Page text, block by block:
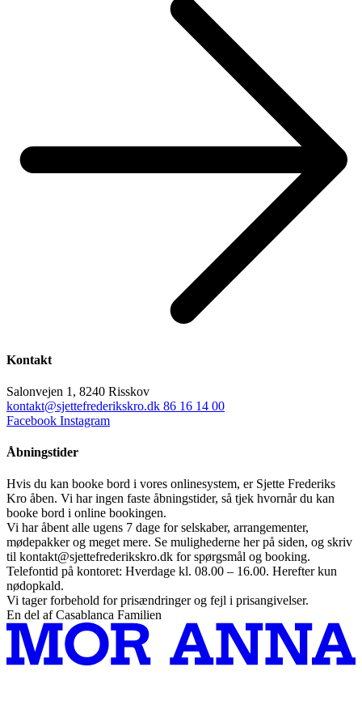
Kontakt
Salonvejen 1, 8240 Risskov
kontakt@sjettefrederikskro.dk 86 16 14 00
Facebook Instagram
Åbningstider
Hvis du kan booke bord i vores onlinesystem, er Sjette Frederiks
Kro åben. Vi har ingen faste åbningstider, så tjek hvornår du kan
booke bord i online bookingen.
Vi har åbent alle ugens 7 dage for selskaber, arrangementer,
mødepakker og meget mere. Se mulighederne her på siden, og skriv
til kontakt@sjettefrederikskro.dk for spørgsmål og booking.
Telefontid på kontoret: Hverdage kl. 08.00 – 16.00. Herefter kun
nødopkald.
Vi tager forbehold for prisændringer og fejl i prisangivelser.
En del af Casablanca Familien